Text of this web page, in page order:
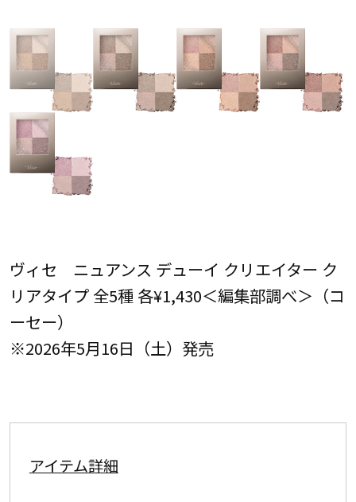
ヴィセ ニュアンス デューイ クリエイター ク
リアタイプ 全5種 各¥1,430＜編集部調べ＞（コ
ーセー）
※2026年5月16日（土）発売
アイテム詳細